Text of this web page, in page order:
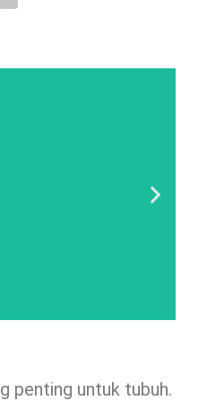
penting untuk tubuh.